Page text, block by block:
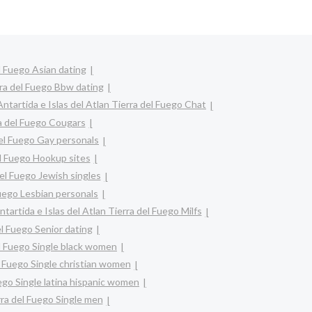
Asian dating
del Fuego Bbw dating
e Islas del Atlan Tierra del Fuego Chat
Fuego Cougars
Fuego Gay personals
Hookup sites
Fuego Jewish singles
Lesbian personals
e Islas del Atlan Tierra del Fuego Milfs
Fuego Senior dating
Single black women
Single christian women
Single latina hispanic women
del Fuego Single men